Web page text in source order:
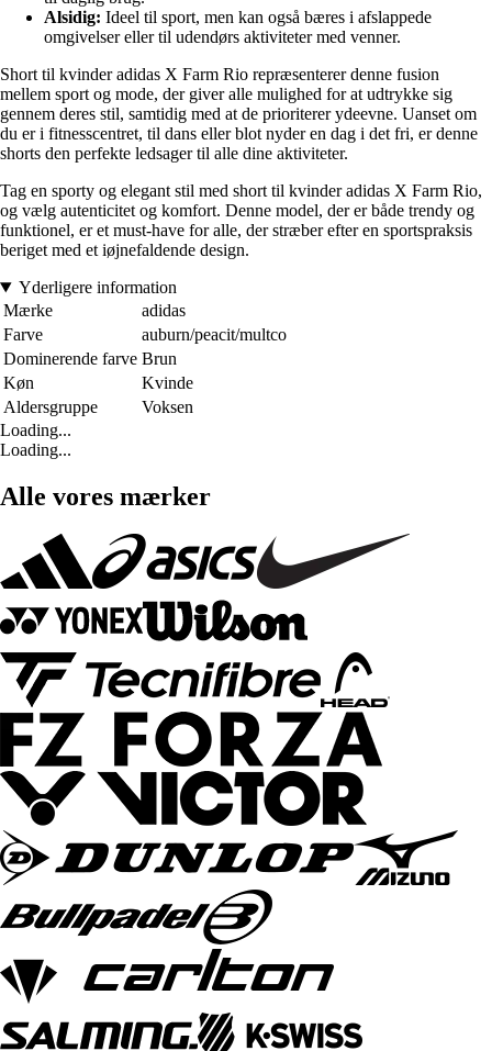
Alsidig: Ideel til sport, men kan også bæres i afslappede
omgivelser eller til udendørs aktiviteter med venner.
Short til kvinder adidas X Farm Rio repræsenterer denne fusion
mellem sport og mode, der giver alle mulighed for at udtrykke sig
gennem deres stil, samtidig med at de prioriterer ydeevne. Uanset om
du er i fitnesscentret, til dans eller blot nyder en dag i det fri, er denne
shorts den perfekte ledsager til alle dine aktiviteter.
Tag en sporty og elegant stil med short til kvinder adidas X Farm Rio,
og vælg autenticitet og komfort. Denne model, der er både trendy og
funktionel, er et must-have for alle, der stræber efter en sportspraksis
beriget med et iøjnefaldende design.
Yderligere information
Mærke
adidas
Farve
auburn/peacit/multco
Dominerende farve Brun
Køn
Kvinde
Aldersgruppe
Voksen
Loading...
Loading...
Alle vores mærker